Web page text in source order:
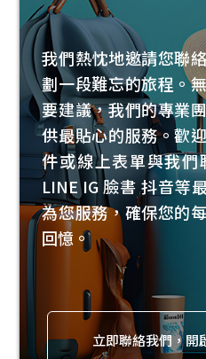
我們熱忱地邀請您聯
劃一段難忘的旅程。
要建議，我們的專業
供最貼心的服務。歡
件或線上表單與我
LINE IG 臉書 抖音等
為您服務，確保您的
回憶。
立即聯絡我們，開